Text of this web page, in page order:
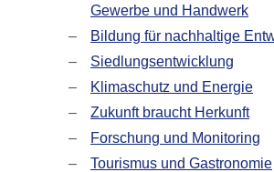
Gewerbe und Handwerk
Bildung für nachhaltige
Siedlungsentwicklung
Klimaschutz und Energie
Zukunft braucht Herkunft
Forschung und Monitoring
Tourismus und Gastronomie